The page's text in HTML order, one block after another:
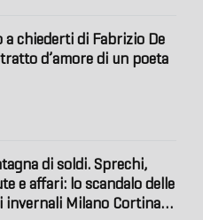
a chiederti di Fabrizio De
d’amore di un poeta
di soldi. Sprechi,
e affari: lo scandalo delle
invernali Milano Cortina